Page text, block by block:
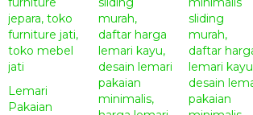
Lemari
Pakaian